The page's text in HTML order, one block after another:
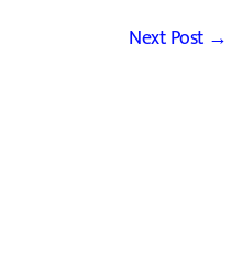
Next Post →